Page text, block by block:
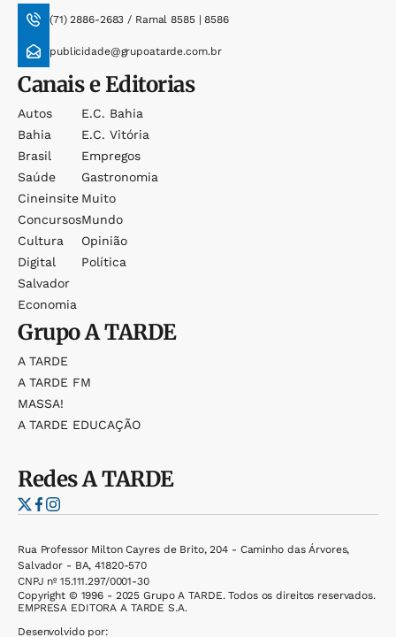
(71) 2886-2683 / Ramal 8585 | 8586
publicidade@grupoatarde.com.br
Canais e Editorias
Autos
Bahia
Brasil
Saúde
Cineinsite
Concursos
Cultura
Digital
Salvador
Economia
E.c. Bahia
E.c. Vitória
Empregos
Gastronomia
Muito
Mundo
Opinião
Política
GrupoA TARDE
A TARDE
A TARDE FM
MASSA!
A TARDE EDUCAÇÃO
RedesA TARDE
Rua Professor Milton Cayres de Brito, 204 - Caminho das Árvores,
Salvador - BA, 41820-570
CNPJ nº 15.111.297/0001-30
Copyright © 1996 - 2025 Grupo A TARDE. Todos os direitos reservados.
EMPRESA EDITORA A TARDE S.A.
Desenvolvido por: